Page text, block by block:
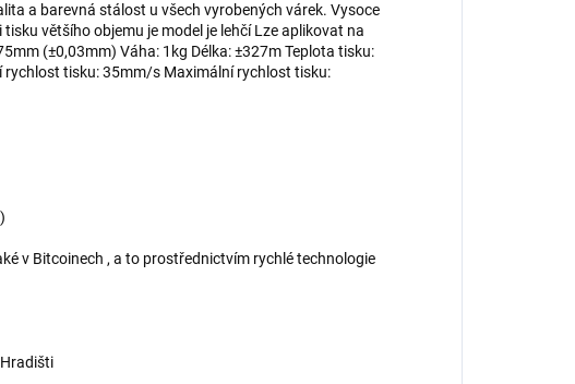
a barevná stálost u všech vyrobených várek. Vysoce
většího objemu je model je lehčí Lze aplikovat na
(±0,03mm) Váha: 1kg Délka: ±327m Teplota tisku:
rychlost tisku: 35mm/s Maximální rychlost tisku:
v Bitcoinech , a to prostřednictvím rychlé technologie